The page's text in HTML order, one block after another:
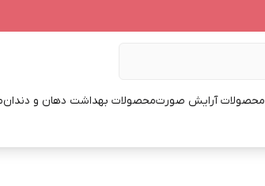
محصولات آرایش صورتمحصولات بهداشت دهان و دندان